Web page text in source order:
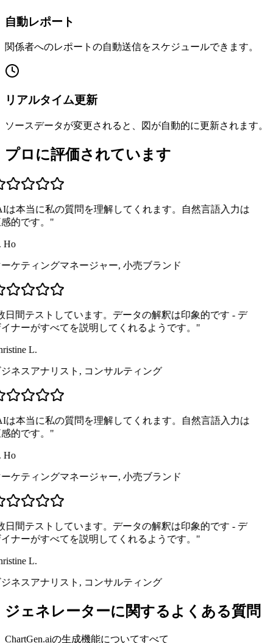
自動レポート
関係者へのレポートの自動送信をスケジュールできます。
リアルタイム更新
ソースデータが変更されると、図が自動的に更新されます。
プロに評価されています
は本当に私の質問を理解してくれます。自然言語入力は
的です。
"
Ho
ケティングマネージャー, 小売ブランド
日間テストしています。データの解釈は印象的です - デ
ナーがすべてを説明してくれるようです。
"
L.
ネスアナリスト , コンサルティング
は本当に私の質問を理解してくれます。自然言語入力は
的です。
"
Ho
ケティングマネージャー, 小売ブランド
日間テストしています。データの解釈は印象的です - デ
ナーがすべてを説明してくれるようです。
"
L.
ネスアナリスト , コンサルティング
ジェネレーターに関するよくある質問
ChartGen.aiの生成機能についてすべて